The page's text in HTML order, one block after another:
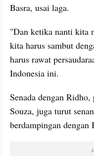
Basra, usai laga.
"Dan ketika nanti kita
kita harus sambut
harus rawat
Indonesia ini.
Senada dengan
Souza, juga turut
berdampingan